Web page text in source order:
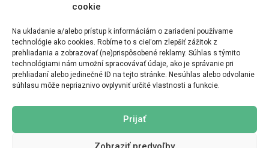
cookie
Na ukladanie a/alebo prístup k informáciám o zariadení používame
technológie ako cookies. Robíme to s cieľom zlepšiť zážitok z
prehliadania a zobrazovať (ne)prispôsobené reklamy. Súhlas s týmito
technológiami nám umožní spracovávať údaje, ako je správanie pri
prehliadaní alebo jedinečné ID na tejto stránke. Nesúhlas alebo odvolanie
súhlasu môže nepriaznivo ovplyvniť určité vlastnosti a funkcie.
Prijať
DODAJ V KOŠARICO
ĎALŠIE INFORMÁCIE MOŽNOSTI DORUČENIA